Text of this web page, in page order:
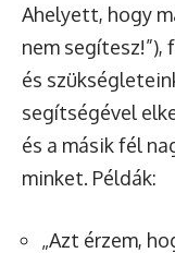
Ahelyett, hogy
nem segítesz!”),
és
segítségével
és a másik fél
minket. Példák:
„Azt érzem,